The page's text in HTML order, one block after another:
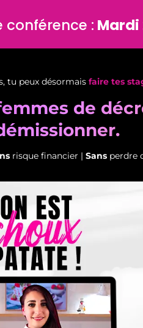
conférence : Mardi
tu peux désormais faire tes
de
risque financier | Sans perdre